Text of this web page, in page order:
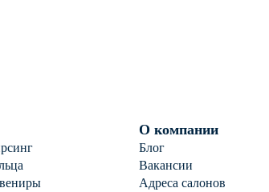
О компании
Блог
Вакансии
Адреса салонов